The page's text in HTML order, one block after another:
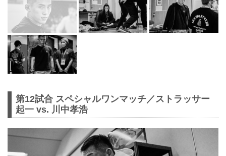
第12試合 スペシャルワンマッチ／ストラッサー
起一 vs. 川中孝浩